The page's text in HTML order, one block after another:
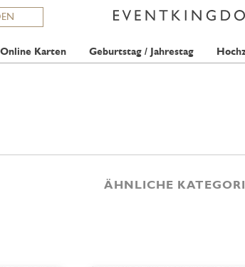
Online Karten Geburtstag / Jahrestag
ÄHNLICHE